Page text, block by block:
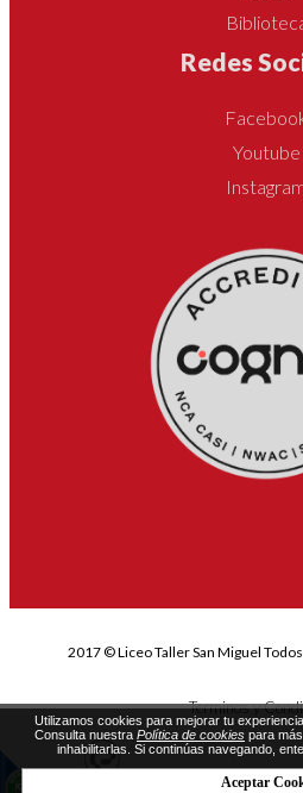
Redes
Youtube
2017 © Liceo Taller San Miguel
Terminos y
Utilizamos cookies para mejorar tu
Consulta nuestra Política de cookies para
inhabilitarlas. Si continúas navegando,
Aceptar